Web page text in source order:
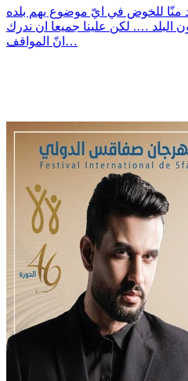
منّا للخوض في ايّ موضوع يهم بلده
البلد …. لكن علينا جميعا ان ندرك
انّ المواقف…